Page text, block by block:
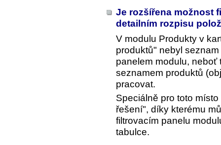
Je rozšířena možnost
detailním rozpisu
V modulu Produkty v
produktů" nebyl
panelem modulu,
seznamem produktů
pracovat.
Speciálně pro toto
řešení", díky kterému
filtrovacím panelu
tabulce.